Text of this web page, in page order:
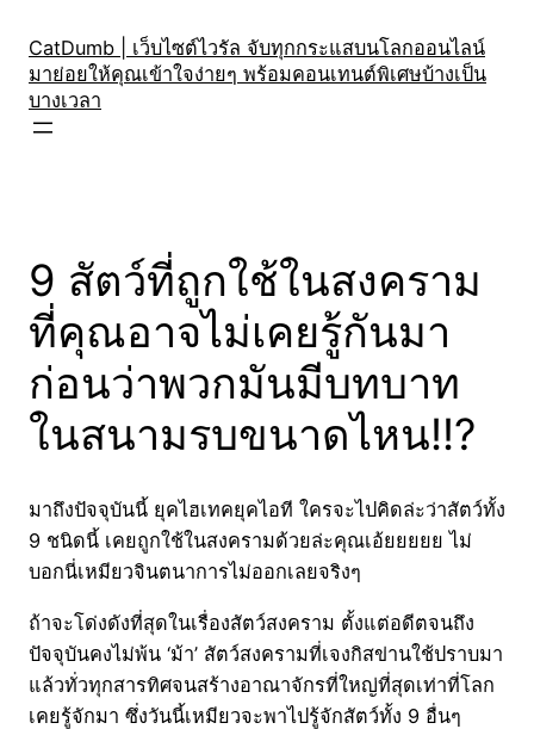
content
CatDumb | เว็บไซต์ไวรัล จับทุกกระแสบนโลกออนไลน์
มาย่อยให้คุณเข้าใจง่ายๆ พร้อมคอนเทนต์พิเศษบ้างเป็น
บางเวลา
9 สัตว์ที่ถูกใช้ในสงคราม
ที่คุณอาจไม่เคยรู้กันมา
ก่อนว่าพวกมันมีบทบาท
ในสนามรบขนาดไหน!!?
มาถึงปัจจุบันนี้ ยุคไฮเทคยุคไอที ใครจะไปคิดล่ะว่าสัตว์ทั้ง
9 ชนิดนี้ เคยถูกใช้ในสงครามด้วยล่ะคุณเอ้ยยยยย ไม่
บอกนี่เหมียวจินตนาการไม่ออกเลยจริงๆ
ถ้าจะโด่งดังที่สุดในเรื่องสัตว์สงคราม ตั้งแต่อดีตจนถึง
ปัจจุบันคงไม่พ้น ‘ม้า’ สัตว์สงครามที่เจงกิสข่านใช้ปราบมา
แล้วทั่วทุกสารทิศจนสร้างอาณาจักรที่ใหญ่ที่สุดเท่าที่โลก
เคยรู้จักมา ซึ่งวันนี้เหมียวจะพาไปรู้จักสัตว์ทั้ง 9 อื่นๆ